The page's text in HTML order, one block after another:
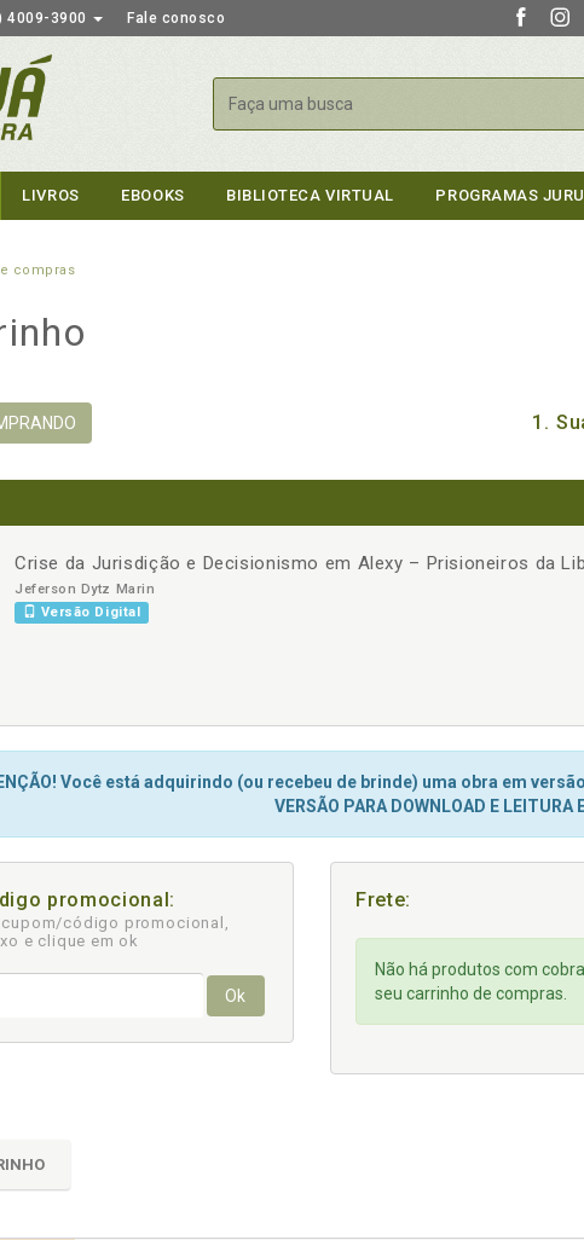
4009-3900 Fale conosco
Buscar
LIVROS EBOOKS BIBLIOTECA VIRTUAL PROGRAMAS
compras
1.
Crise da Jurisdição e Decisionismo em Alexy – Prisioneiros da
Jeferson Dytz Marin
Versão Digital
- +
Você está adquirindo (ou recebeu de brinde) uma obra em
VERSÃO PARA DOWNLOAD E
promocional:
código promocional,
e clique em ok
Ok
Frete:
Não há produtos com
seu carrinho de compras.